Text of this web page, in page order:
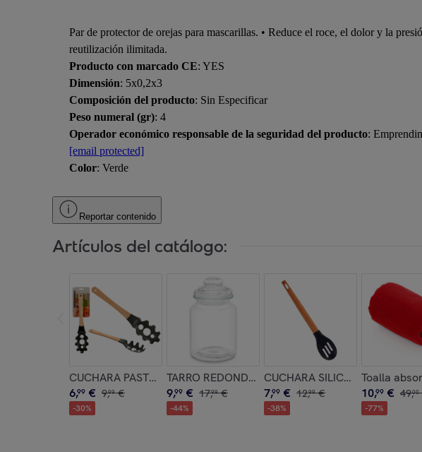
Par de protector de orejas para mascarillas. • Reduce el roce, el dolor y la
reutilización ilimitada.
Producto con marcado CE: YES
Dimensión: 5x0,2x3
Composición del producto: Sin Especificar
Peso numeral (gr): 4
Operador económico responsable de la seguridad del producto:
[email protected]
Color: Verde
Reportar contenido
Artículos del catálogo:
CUCHARA PASTA SURT COLOR aleatorio
6,99 € 9,99 €
-30%
TARRO REDONDO LISO TAPA CRISTAL 900ML
9,99 € 17,99 €
-44%
CUCHARA SILICONA MANGO
7,99 € 12,99 €
-38%
Toalla
10,99 € 49,00
-77%